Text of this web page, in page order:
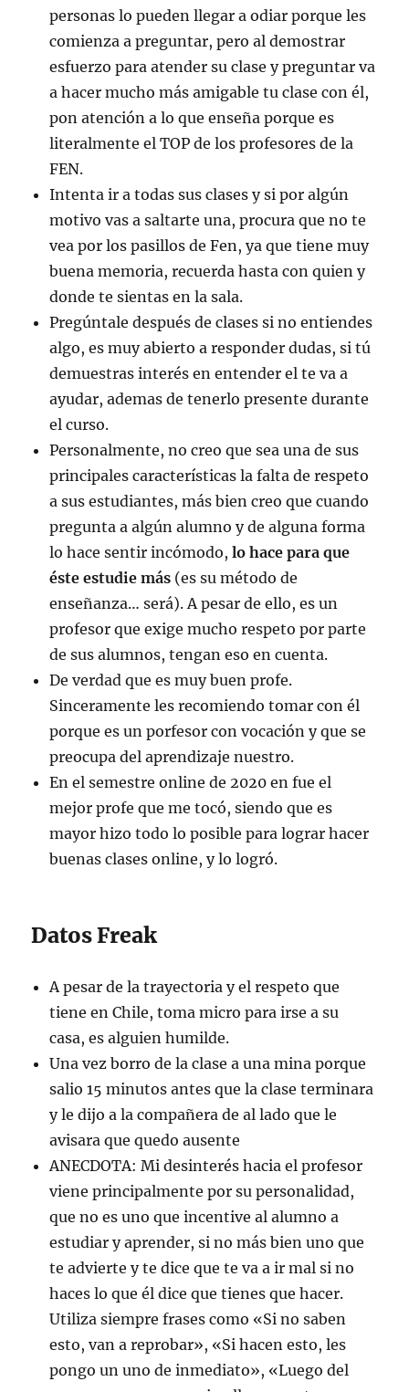
personas lo pueden llegar a odiar porque les
comienza a preguntar, pero al demostrar
esfuerzo para atender su clase y preguntar va
a hacer mucho más amigable tu clase con él,
pon atención a lo que enseña porque es
literalmente el TOP de los profesores de la
FEN.
Intenta ir a todas sus clases y si por algún
motivo vas a saltarte una, procura que no te
vea por los pasillos de Fen, ya que tiene muy
buena memoria, recuerda hasta con quien y
donde te sientas en la sala.
Pregúntale después de clases si no entiendes
algo, es muy abierto a responder dudas, si tú
demuestras interés en entender el te va a
ayudar, ademas de tenerlo presente durante
el curso.
Personalmente, no creo que sea una de sus
principales características la falta de respeto
a sus estudiantes, más bien creo que cuando
pregunta a algún alumno y de alguna forma
lo hace sentir incómodo,lo hace para que
éste estudie más (es su método de
enseñanza… será). A pesar de ello, es un
profesor que exige mucho respeto por parte
de sus alumnos, tengan eso en cuenta.
De verdad que es muy buen profe.
Sinceramente les recomiendo tomar con él
porque es un porfesor con vocación y que se
preocupa del aprendizaje nuestro.
En el semestre online de 2020 en fue el
mejor profe que me tocó, siendo que es
mayor hizo todo lo posible para lograr hacer
buenas clases online, y lo logró.
Datos Freak
A pesar de la trayectoria y el respeto que
tiene en Chile, toma micro para irse a su
casa, es alguien humilde.
Una vez borro de la clase a una mina porque
salio 15 minutos antes que la clase terminara
y le dijo a la compañera de al lado que le
avisara que quedo ausente
ANECDOTA: Mi desinterés hacia el profesor
viene principalmente por su personalidad,
que no es uno que incentive al alumno a
estudiar y aprender, si no más bien uno que
te advierte y te dice que te va a ir mal si no
haces lo que él dice que tienes que hacer.
Utiliza siempre frases como «Si no saben
esto, van a reprobar», «Si hacen esto, les
pongo un uno de inmediato», «Luego del